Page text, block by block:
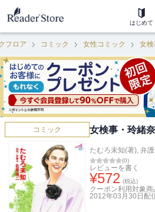
はじめて
フロア コミック 女性コミック 女
コミック 女検事・玲緒
たむろ未知(著), 弁
(0)
レビューを書く
¥572 (税込)
クーポン利用対象商
2012年03月30日 配